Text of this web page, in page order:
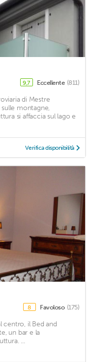
9,7 Eccellente (811)
di Mestre
montagne,
si affaccia sul lago e
Verifica disponibilità
8 Favoloso (175)
centro, il Bed and
un bar e la
...